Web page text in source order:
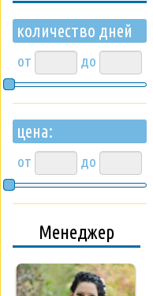
количество дней
от до
цена:
от до
Менеджер